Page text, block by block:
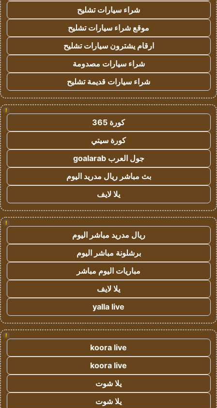
شراء سيارات تشليح
موقع شراء سيارات تشليح
ارقام يشترون سيارات تشليح
شراء سيارات مصدومة
شراء سيارات قديمة تشليح
!
كورة 365
كورة سيتي
جول العرب goalarab
بث مباشر ريال مدريد اليوم
يلا لايف
!
ريال مدريد مباشر اليوم
برشلونة مباشر اليوم
مباريات اليوم مباشر
يلا لايف
yalla live
!
koora live
koora live
يلا شوت
يلا شوت